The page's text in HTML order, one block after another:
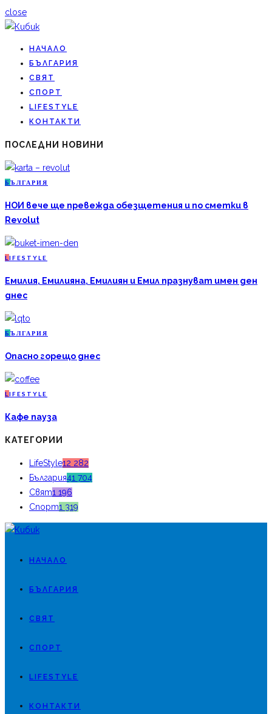
close
НАЧАЛО
БЪЛГАРИЯ
СВЯТ
СПОРТ
LIFESTYLE
КОНТАКТИ
ПОСЛЕДНИ НОВИНИ
Б ЪЛГАРИЯ
НОИ вече ще превежда обезщетения и по сметки в
Revolut
L IFESTYLE
Емилия, Емилияна, Емилиян и Емил празнуват имен ден
днес
Б ЪЛГАРИЯ
Опасно горещо днес
L IFESTYLE
Кафе пауза
КАТЕГОРИИ
LifeStyle12 282
България41 704
Свят1 196
Спорт1 319
НАЧАЛО
БЪЛГАРИЯ
СВЯТ
СПОРТ
LIFESTYLE
КОНТАКТИ